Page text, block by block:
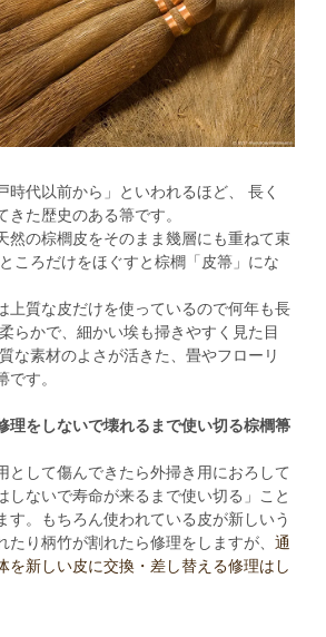
時代以前から」といわれるほど、 長く
た歴史のある箒です。
然の棕櫚皮をそのまま幾層にも重ねて束
ころだけをほぐすと棕櫚「皮箒」にな
上質な皮だけを使っているので何年も長
らかで、細かい埃も掃きやすく見た目
な素材のよさが活きた、畳やフローリ
です。
理をしないで壊れるまで使い切る棕櫚箒
として傷んできたら外掃き用におろして
しないで寿命が来るまで使い切る」こと
す。もちろん使われている皮が新しいう
たり柄竹が割れたら修理をしますが、通
を新しい皮に交換・差し替える修理はし